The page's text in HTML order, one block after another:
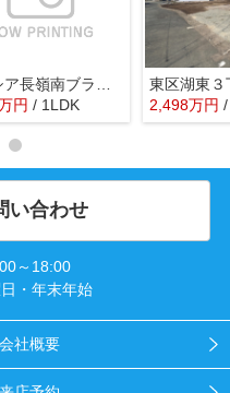
円 / 1LDK
東区湖東３
2,498万円
い合わせ
～18:00
・年末年始
会社概要